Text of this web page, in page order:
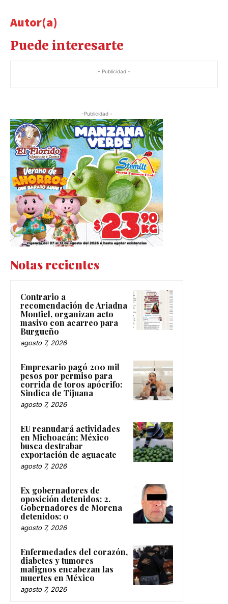
Autor(a)
Puede interesarte
- Publicidad -
-Publicidad -
Notas recientes
Contrario a
recomendación de Ariadna
Montiel, organizan acto
masivo con acarreo para
Burgueño
agosto 7, 2026
Empresario pagó 200 mil
pesos por permiso para
corrida de toros apócrifo:
Sindica de Tijuana
agosto 7, 2026
EU reanudará actividades
en Michoacán; México
busca destrabar
exportación de aguacate
agosto 7, 2026
Ex gobernadores de
oposición detenidos: 2.
Gobernadores de Morena
detenidos: 0
agosto 7, 2026
Enfermedades del corazón,
diabetes y tumores
malignos encabezan las
muertes en México
agosto 7, 2026